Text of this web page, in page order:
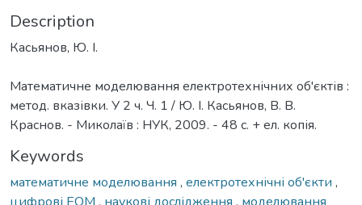
Description
Касьянов, Ю. І.
Математичне моделювання електротехнічних об'єктів :
метод. вказівки. У 2 ч. Ч. 1 / Ю. І. Касьянов, В. В.
Краснов. - Миколаїв : НУК, 2009. - 48 с. + ел. копія.
Keywords
математичне моделювання , електротехнічні об'єкти ,